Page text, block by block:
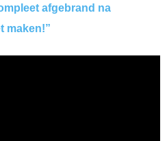
afgebrand na
maken!”